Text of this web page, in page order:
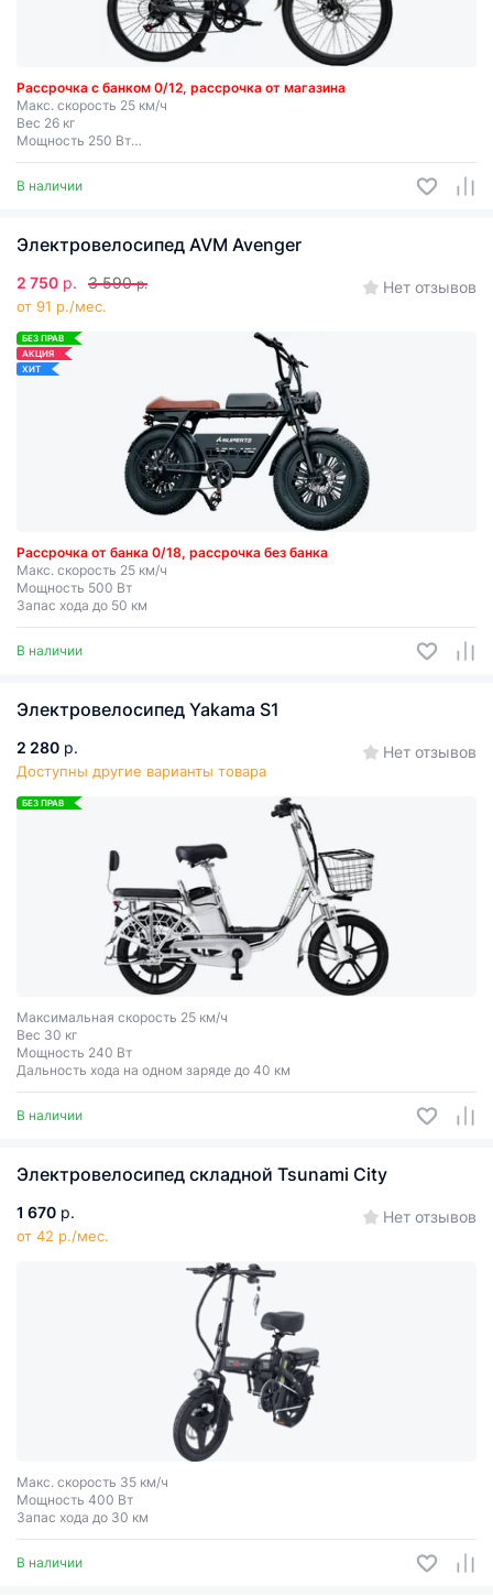
Рассрочка с банком 0/12, рассрочка от магазина
Макс. скорость 25 км/ч
Вес 26 кг
Мощность 250 Вт
Запас хода до 45 км
В наличии
Электровелосипед AVM Avenger
2 750 р. 3 590 р.
от 91 р./мес.
Нет отзывов
БЕЗ ПРАВ
АКЦИЯ
ХИТ
Рассрочка от банка 0/18, рассрочка без банка
Макс. скорость 25 км/ч
Мощность 500 Вт
Запас хода до 50 км
В наличии
Электровелосипед Yakama S1
2 280 р.
Доступны другие варианты товара
Нет отзывов
БЕЗ ПРАВ
Максимальная скорость 25 км/ч
Вес 30 кг
Мощность 240 Вт
Дальность хода на одном заряде до 40 км
В наличии
Электровелосипед складной Tsunami City
1 670 р.
от 42 р./мес.
Нет отзывов
Макс. скорость 35 км/ч
Мощность 400 Вт
Запас хода до 30 км
В наличии